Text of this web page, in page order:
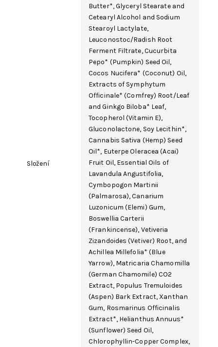
Složení
Butter*,Glyceryl Stearateand
Cetearyl Alcohol and Sodium
Stearoyl Lactylate,
Leuconostoc/Radish Root
Ferment Filtrate, Cucurbita
Pepo* (Pumpkin) Seed Oil,
Cocos Nucifera* (Coconut) Oil,
Extracts of Symphytum
Officinale* (Comfrey) Root/Leaf
and Ginkgo Biloba* Leaf,
Tocopherol (Vitamin E),
Gluconolactone, Soy Lecithin*,
Cannabis Sativa (Hemp) Seed
Oil*, Euterpe Oleracea (Acai)
Fruit Oil, Essential Oils of
Lavandula Angustifolia,
Cymbopogon Martinii
(Palmarosa), Canarium
Luzonicum (Elemi) Gum,
Boswellia Carterii
(Frankincense), Vetiveria
Zizandoides (Vetiver) Root, and
Achillea Millefolia* (Blue
Yarrow), Matricaria Chamomilla
(German Chamomile) CO2
Extract, Populus Tremuloides
(Aspen) Bark Extract, Xanthan
Gum, Rosmarinus Officinalis
Extract*, Helianthus Annuus*
(Sunflower) Seed Oil,
Chlorophyllin-Copper Complex,